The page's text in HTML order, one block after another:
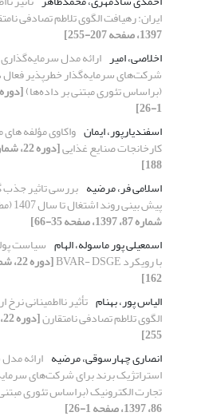
ایران: رهیافت الگوی تلاطم تصادفی
1397، صفحه 207-255]
اخلاصی، امیر ارائه مدل
شرکت‌های سرمایه‌گذار خطرپذیر فعال
(براساس تئوری مبتنی بر داده‌ها)
1-26]
اسفندیارپور، ایمان واکاوی مؤلفه
کارخانجات صنایع غذایی
188]
اسلامی فر، مرضیه بررسی تاثیر
پیش بینی روند اشتغال تا سال 1407 (مطالعه موردی: ایران)
شماره 87، 1397، صفحه 35-66]
اسمعیلی پور ماسوله، الهام سیاست
با رویکرد BVAR- DSGE
162]
الیاس پور، بهنام تأثیر نااطمینانی
الگوی تلاطم تصادفی نامتقارن
255]
انصاری چهارسوقی، مرضیه ارائه
استراتژیک برند برای شرکت‌های
تجارت الکترونیک (براساس تئوری
86، 1397، صفحه 1-26]